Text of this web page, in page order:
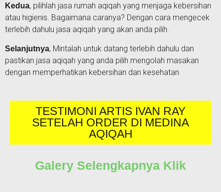
Kedua, pilihlah jasa rumah aqiqah yang menjaga kebersihan
atau higienis. Bagaimana caranya? Dengan cara mengecek
terlebih dahulu jasa aqiqah yang akan anda pilih.
Selanjutnya, Mintalah untuk datang terlebih dahulu dan
pastikan jasa aqiqah yang anda pilih mengolah masakan
dengan memperhatikan kebersihan dan kesehatan
TESTIMONI ARTIS IVAN RAY
SETELAH ORDER DI MEDINA
AQIQAH
Galery Selengkapnya Klik